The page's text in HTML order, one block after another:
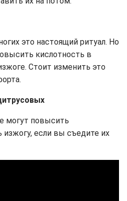
это настоящий ритуал. Но
кислотность в
Стоит изменить это
могут повысить
изжогу, если вы съедите их